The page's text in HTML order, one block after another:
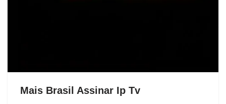
Mais Brasil Assinar Ip Tv